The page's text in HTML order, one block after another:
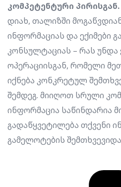
კომპეტენტური პირისგან.
დიახ, თალიზში
ინფორმაციას და ექიმები
კონსულტაციას – რას
ოპერაციისგან, რომელი
იქნება კონკრეტულ
შემდეგ. მიიღოთ სრული
ინფორმაცია საწინდარია
გადაწყვეტილება თქვენი
გამელოტების